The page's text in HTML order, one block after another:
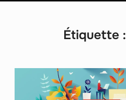
Étiquette :